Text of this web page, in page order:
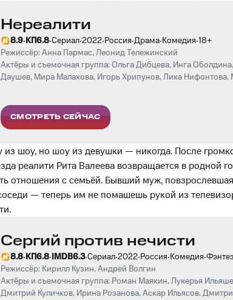
Нереалити
8.9·КП6.8·Сериал·2022·Россия·Драма·Комедия·18+
Режиссёр: Анна Пармас,Леонид Тележинский
Актёры и съемочная группа: Ольга Дибцева, Инга Оболдина,
Даушев, Мира Малахова, Игорь Хрипунов,Лика Нифонтова,
СМОТРЕТЬ СЕЙЧАС
шоу, но шоу из девушки — никогда. После
реалити Рита Валеева возвращается в родной
отношения с семьёй. Бывший муж,
— теперь им не помашешь рукой из
Сергий против нечисти
8.8·КП6.8·IMDB6.3·Сериал·2022·Россия·Комедия·
Режиссёр: Кирилл Кузин,Андрей Волгин
Актёры и съемочная группа: Роман Маякин,Лукерья
Дмитрий Куличков, Ирина Розанова,Аскар Ильясов,